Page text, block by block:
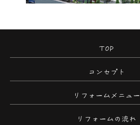
TOP
コンセプト
リフォームメニュー
リフォームの流れ